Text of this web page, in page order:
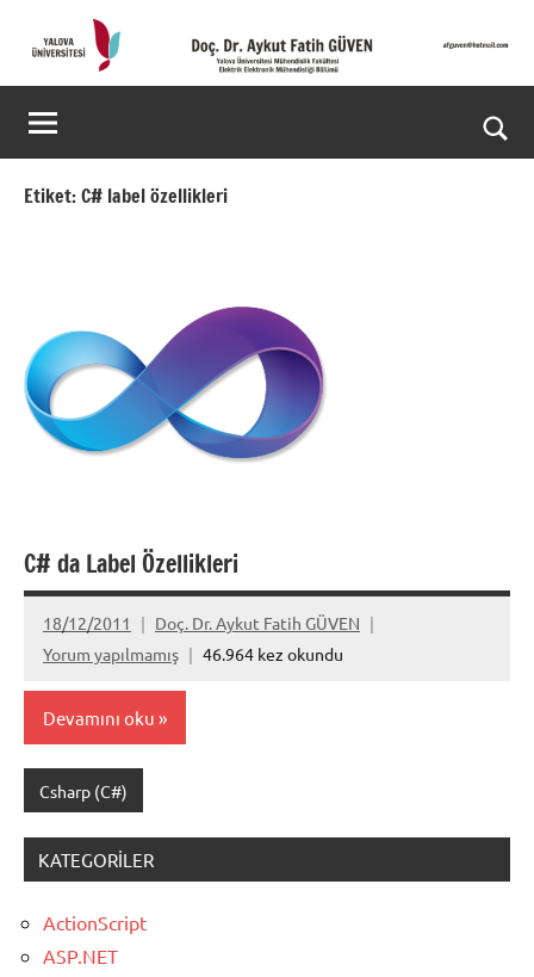
Doç.
Dr.
Aykut
World's
top
2%
Web
Sitesi
Etiket:C# label özellikleri
C# da Label Özellikleri
18/12/2011
Doç. Dr. Aykut Fatih GÜVEN
Yorum yapılmamış
46.964 kez okundu
Devamını oku
Csharp (C#)
KATEGORILER
ActionScript
ASP.NET